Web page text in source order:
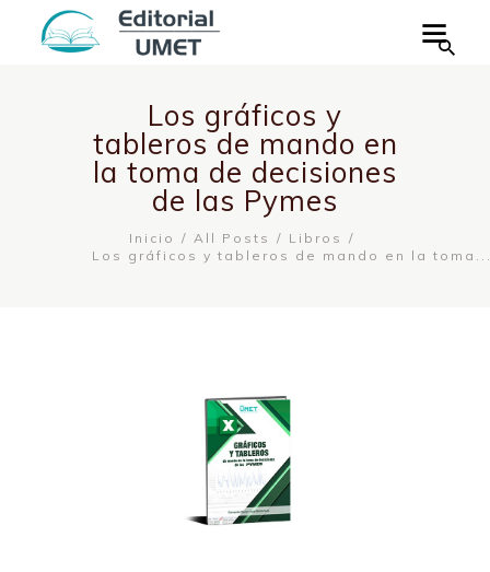
Los gráficos y
tableros de mando en
la toma de decisiones
de las Pymes
Inicio All Posts
Libros
Los gráficos y tableros de mando en la